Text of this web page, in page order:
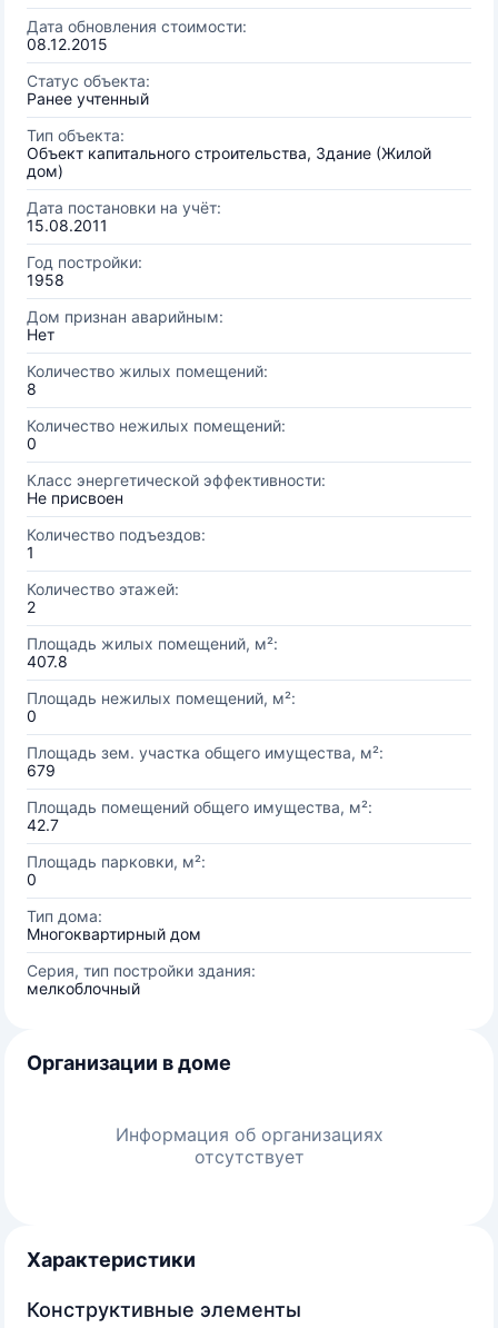
Дата обновления стоимости:
08.12.2015
Статус объекта:
Ранее учтенный
Тип объекта:
Объект капитального строительства, Здание (Жилой
дом)
Дата постановки на учёт:
15.08.2011
Год постройки:
1958
Дом признан аварийным:
Нет
Количество жилых помещений:
8
Количество нежилых помещений:
0
Класс энергетической эффективности:
Не присвоен
Количество подъездов:
1
Количество этажей:
2
Площадь жилых помещений, м²:
407.8
Площадь нежилых помещений, м²:
0
Площадь зем. участка общего имущества, м²:
679
Площадь помещений общего имущества, м²:
42.7
Площадь парковки, м²:
0
Тип дома:
Многоквартирный дом
Серия, тип постройки здания:
мелкоблочный
Организации в доме
Информация об организациях
отсутствует
Характеристики
Конструктивные элементы